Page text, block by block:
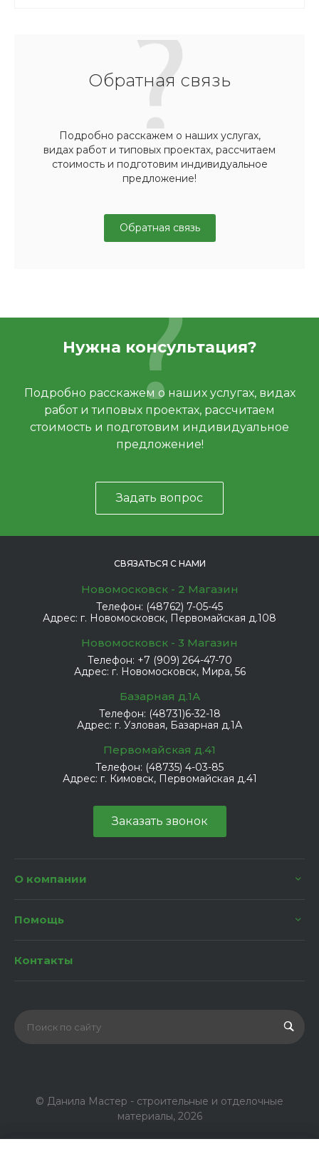
Обратная связь
Подробно расскажем о наших услугах,
видах работ и типовых проектах, рассчитаем
стоимость и подготовим индивидуальное
предложение!
Обратная связь
Нужна консультация?
Подробно расскажем о наших услугах, видах
работ и типовых проектах, рассчитаем
стоимость и подготовим индивидуальное
предложение!
Задать вопрос
СВЯЗАТЬСЯ С НАМИ
Новомосковск - 2 Магазин
Телефон: (48762) 7-05-45
Адрес: г. Новомосковск, Первомайская д.108
Новомосковск - 3 Магазин
Телефон: +7 (909) 264-47-70
Адрес: г. Новомосковск, Мира, 56
Базарная д.1А
Телефон: (48731)6-32-18
Адрес: г. Узловая, Базарная д.1А
Первомайская д.41
Телефон: (48735) 4-03-85
Адрес: г. Кимовск, Первомайская д.41
Заказать звонок
О компании
Помощь
Контакты
© Данила Мастер - строительные и отделочные
материалы, 2026